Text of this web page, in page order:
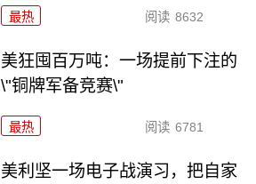
最热 阅读 8632
美狂囤百万吨：一场提前下注的
\"铜牌军备竞赛\"
最热 阅读 6781
美利坚一场电子战演习，把自家